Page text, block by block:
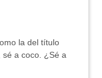
la del título
a coco. ¿Sé a